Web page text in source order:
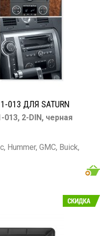
013 ДЛЯ SATURN
013, 2-DIN, черная
Hummer, GMC, Buick,
текстуру
на 2-DIN